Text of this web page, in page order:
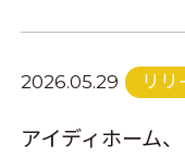
2026.05.29 リリ
アイディホーム